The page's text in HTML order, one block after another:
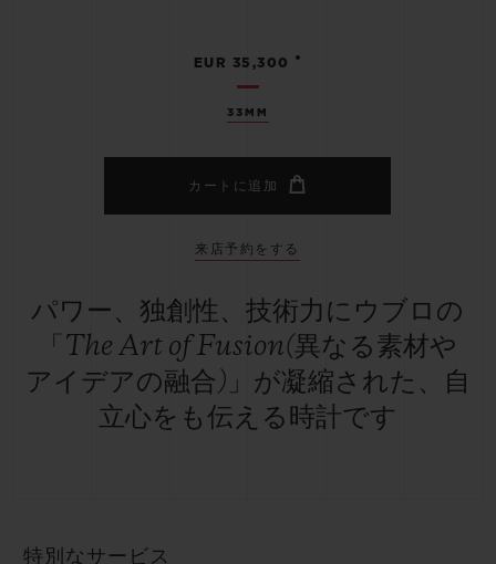
33MM
EUR 35,300 •
カートに追加
来店予約をする
パワー、独創性、技術力にウブロの
「The Art of Fusion(異なる素材や
アイデアの融合)」が凝縮された、自
立心をも伝える時計です
特別なサービス